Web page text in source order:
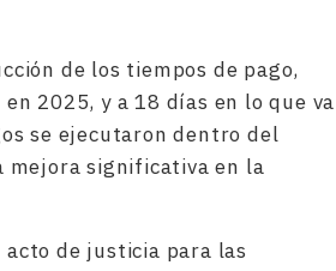
de los tiempos de pago,
2025, y a 18 días en lo que va
se ejecutaron dentro del
mejora significativa en la
de justicia para las